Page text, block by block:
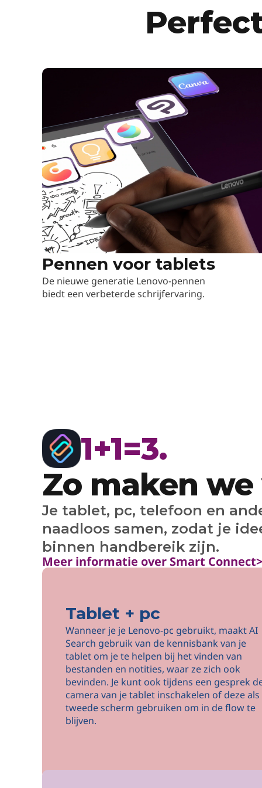
Pennen voor tablets
De nieuwe generatie Lenovo-pennen
biedt een verbeterde schrijfervaring.
1+1=3.
Zo maken
Je tablet, pc, telefoon en
naadloos samen, zodat je
binnen handbereik zijn.
Meer informatie over Smart Connect>
Tablet + pc
Wanneer je je Lenovo-pc gebruikt, maakt AI
Search gebruik van de kennisbank van je
tablet om je te helpen bij het vinden van
bestanden en notities, waar ze zich ook
bevinden. Je kunt ook tijdens een gesprek
camera van je tablet inschakelen of deze als
tweede scherm gebruiken om in de flow te
blijven.